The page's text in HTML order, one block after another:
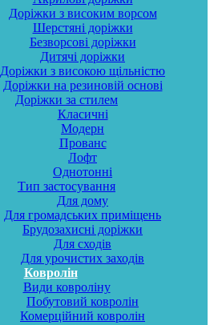
Доріжки з високим ворсом
Шерстяні доріжки
Безворсові доріжки
Дитячі доріжки
Доріжки з високою щільністю
Доріжки на резиновій основі
Доріжки за стилем
Класичні
Модерн
Прованс
Лофт
Однотонні
Тип застосування
Для дому
Для громадських приміщень
Брудозахисні доріжки
Для сходів
Для урочистих заходів
Ковролін
Види ковроліну
Побутовий ковролін
Комерційний ковролін